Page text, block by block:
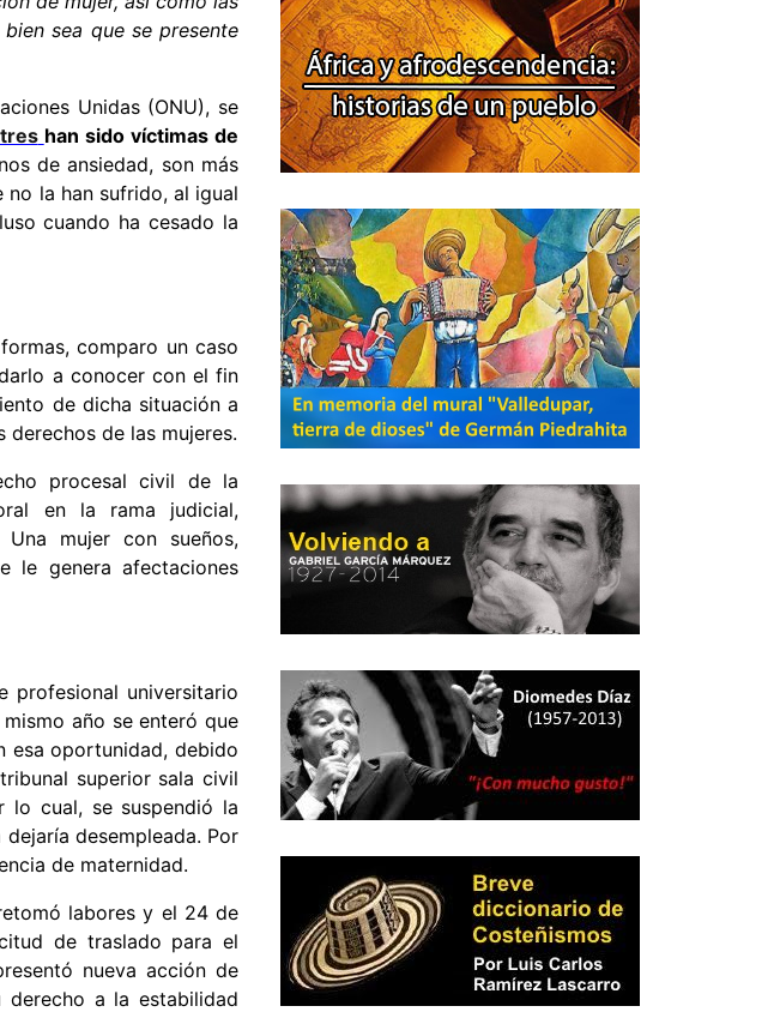
sea que se presente
Unidas (ONU), se
han sido víctimas de
de ansiedad, son más
no la han sufrido, al igual
cuando ha cesado la
comparo un caso
a conocer con el fin
de dicha situación a
derechos de las mujeres.
procesal civil de la
en la rama judicial,
mujer con sueños,
le genera afectaciones
profesional universitario
año se enteró que
esa oportunidad, debido
superior sala civil
lo cual, se suspendió la
desempleada. Por
de maternidad.
labores y el 24 de
de traslado para el
nueva acción de
a la estabilidad